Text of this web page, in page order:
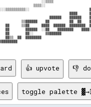
██████
▒▒██████    ██
██      ▒▒██      ████  ██████
██        ██████  ░░██
████      ██        ██░░
████      ██▒▒  ██
██▒▒
👍 upvote 👎
toggle palette